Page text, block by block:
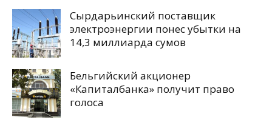
Сырдарьинский поставщик
электроэнергии понес убытки на
14,3 миллиарда сумов
Бельгийский акционер
«Капиталбанка» получит право
голоса